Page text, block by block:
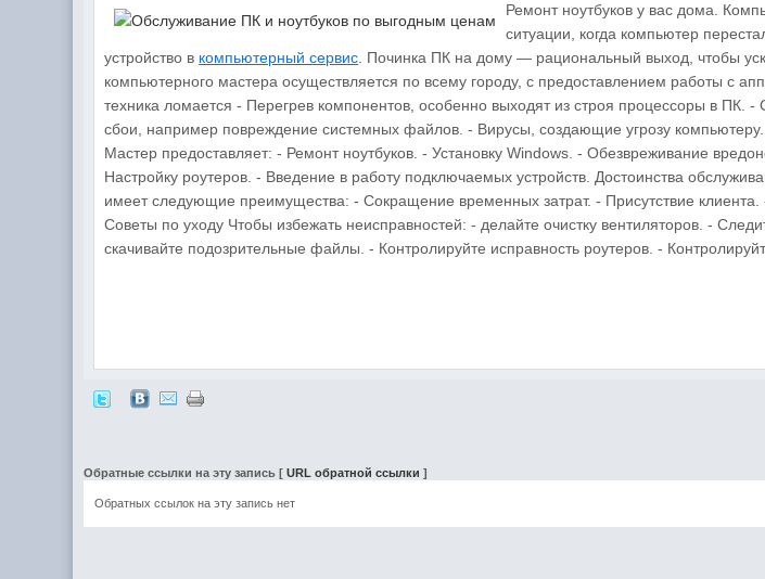
Ремонт ноутбуков у вас дома.
ситуации, когда компьютер
устройство в компьютерный сервис . Починка ПК на дому — рациональный выход, чтобы
компьютерного мастера осуществляется по всему городу, с предоставлением работы с
техника ломается - Перегрев компонентов, особенно выходят из строя процессоры в ПК.
сбои, например повреждение системных файлов. - Вирусы, создающие угрозу
Мастер предоставляет: - Ремонт ноутбуков. - Установку Windows. - Обезвреживание
Настройку роутеров. - Введение в работу подключаемых устройств. Достоинства
имеет следующие преимущества: - Сокращение временных затрат. - Присутствие клиента.
Советы по уходу Чтобы избежать неисправностей: - делайте очистку вентиляторов. -
скачивайте подозрительные файлы. - Контролируйте исправность роутеров. -
Обратные ссылки на эту запись[URL обратной ссылки ]
Обратных ссылок на эту запись нет